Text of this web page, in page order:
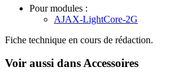
Pour modules :
AJAX-LightCore-2G
Fiche technique en cours de rédaction.
Voir aussi dans Accessoires